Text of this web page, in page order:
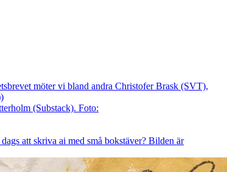
möter vi bland andra Christofer Brask (SVT),
att skriva ai med små bokstäver? Bilden är